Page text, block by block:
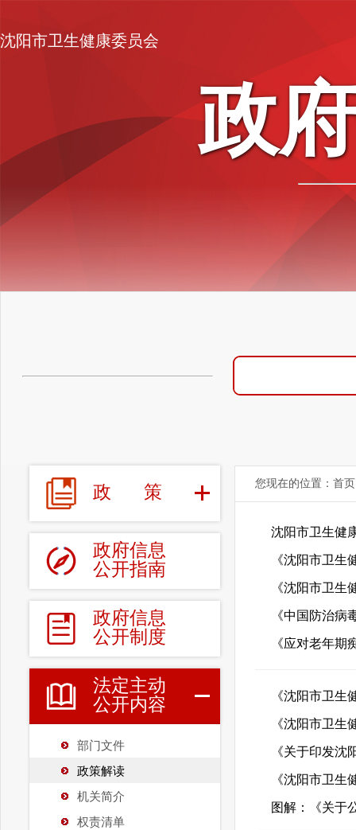
沈阳市卫生健康委员会
政
政 策
政府信息
公开指南
政府信息
公开制度
法定主动
公开内容
部门文件
政策解读
机关简介
权责清单
您现在的位置： 首页
沈阳市卫生健
《沈阳市卫
《沈阳市卫
《中国防治
《应对老年期
《沈阳市卫
《沈阳市卫
《沈阳市卫